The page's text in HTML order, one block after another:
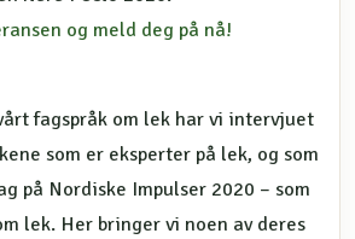
og meld deg på nå!
fagspråk om lek har vi intervjuet
som er eksperter på lek, og som
på Nordiske Impulser 2020 – som
lek. Her bringer vi noen av deres